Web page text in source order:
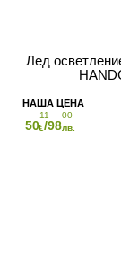
Лед
50
11
€/98
00
лв.